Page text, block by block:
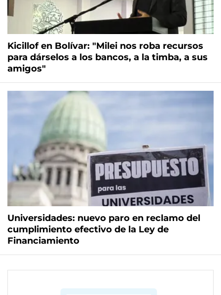
Kicillof en Bolívar: "Milei nos roba recursos
para dárselos a los bancos, a la timba, a sus
amigos"
Universidades: nuevo paro en reclamo del
cumplimiento efectivo de la Ley de
Financiamiento